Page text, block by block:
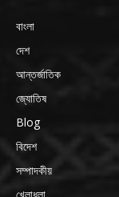
বাংলা
দেশ
আন্তর্জাতিক
জ্যোতিষ
Blog
বিদেশ
সম্পাদকীয়